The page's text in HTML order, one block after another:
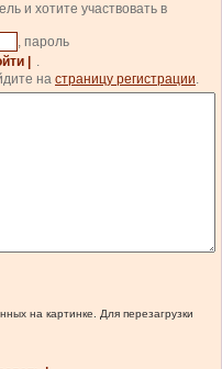
и хотите участвовать в
, пароль
|
.
на страницу регистрации.
на картинке. Для перезагрузки